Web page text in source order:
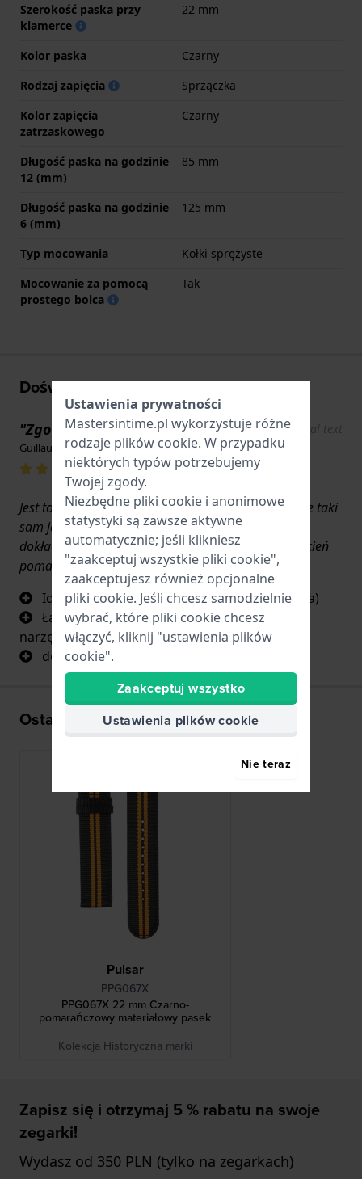
Szerokość paska przy
klamerce
22 mm
Kolor paska
Czarny
Rodzaj zapięcia
Sprzączka
Kolor zapięcia
zatrzaskowego
Czarny
Długość paska na godzinie
12 (mm)
85 mm
Długość paska na godzinie
6 (mm)
125 mm
Typ mocowania
Kołki sprężyste
Mocowanie za pomocą
prostego bolca
Tak
Doświadczenia użytkowników
"Zgodnie z opisem" Show original text
Guillaume HELOIR · 17 czerwca 2022
Jest to oryginalny produkt Pulsar, więc jest dokładnie taki
sam jak pasek, który musiałem zmienić. Kolory są
dokładnie takie same jak na zegarku, zwłaszcza odcień
pomarańczowy. Łatwy do wymiany.
Identyczny z oryginałem (kolory i oznaczenia)
Łatwa wymiana za pomocą sugerowanego
narzędzia
dostarczony szybko
Ostatnio oglądane
Pulsar
PPG067X
PPG067X 22 mm Czarno-
pomarańczowy materiałowy pasek
Kolekcja Historyczna marki
Zapisz się i otrzymaj 5 % rabatu na swoje
zegarki!
Wydasz od 350 PLN (tylko na zegarkach)
Ustawienia prywatności
Mastersintime.pl wykorzystuje różne
rodzaje plików cookie. W przypadku
niektórych typów potrzebujemy
Twojej zgody.
Niezbędne pliki cookie i anonimowe
statystyki są zawsze aktywne
automatycznie; jeśli klikniesz
"zaakceptuj wszystkie pliki cookie",
zaakceptujesz również opcjonalne
pliki cookie. Jeśli chcesz samodzielnie
wybrać, które pliki cookie chcesz
włączyć, kliknij "ustawienia plików
cookie".
Zaakceptuj wszystko
Ustawienia plików cookie
Nie teraz